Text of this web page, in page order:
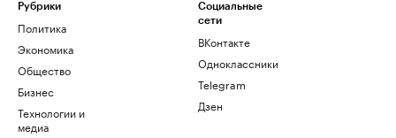
Рубрики
Политика
Экономика
Общество
Бизнес
Технологии и
медиа
Социальные
сети
ВКонтакте
Одноклассники
Telegram
Дзен